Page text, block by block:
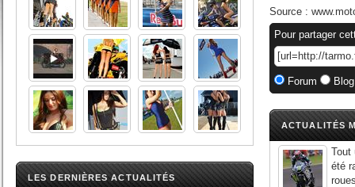
LES DERNIÈRES ACTUALITÉS
Source :
Pour partager
Forum
ACTUALITÉS
Tout
été